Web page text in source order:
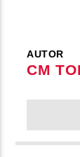
AUTOR
CM